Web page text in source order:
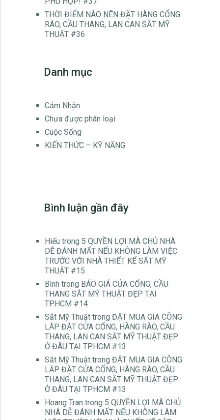
THỜI ĐIỂM NÀO NÊN ĐẶT HÀNG CỔNG
RÀO, CẦU THANG, LAN CAN SẮT MỸ
THUẬT #36
Danh mục
Cảm Nhận
Chưa được phân loại
Cuộc Sống
KIẾN THỨC – KỸ NĂNG
Bình luận gần đây
Hiếu trong 5 QUYỀN LỢI MÀ CHỦ NHÀ
DỄ ĐÁNH MẤT NẾU KHÔNG LÀM VIỆC
TRƯỚC VỚI NHÀ THIẾT KẾ SẮT MỸ
THUẬT #15
Bình trong BÁO GIÁ CỬA CỔNG, CẦU
THANG SẮT MỸ THUẬT ĐẸP TẠI
TP.HCM #14
Sắt Mỹ Thuậttrong ĐẶT MUA GIA CÔNG
LẮP ĐẶT CỬA CỔNG, HÀNG RÀO, CẦU
THANG, LAN CAN SẮT MỸ THUẬT ĐẸP
Ở ĐÂU TẠI TPHCM #13
Sắt Mỹ Thuậttrong ĐẶT MUA GIA CÔNG
LẮP ĐẶT CỬA CỔNG, HÀNG RÀO, CẦU
THANG, LAN CAN SẮT MỸ THUẬT ĐẸP
Ở ĐÂU TẠI TPHCM #13
Hoang Tran trong 5 QUYỀN LỢI MÀ CHỦ
NHÀ DỄ ĐÁNH MẤT NẾU KHÔNG LÀM